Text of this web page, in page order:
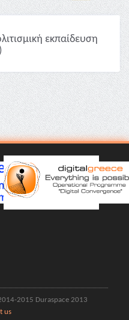
εκπαίδευση
2015 Duraspace 2013
us